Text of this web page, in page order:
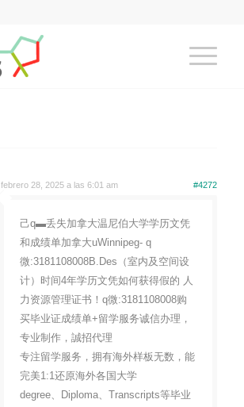
febrero 28, 2025 a las 6:01 am #4272
己q▬丢失加拿大温尼伯大学学历文凭
和成绩单加拿大uWinnipeg- q
微:3181108008B.Des（室内及空间设
计）时间4年学历文凭如何获得假的 人
力资源管理证书！q微:3181108008购
买毕业证成绩单+留学服务诚信办理，
专业制作，誠招代理
专注留学服务，拥有海外样板无数，能
完美1:1还原海外各国大学
degree、Diploma、Transcripts等毕业